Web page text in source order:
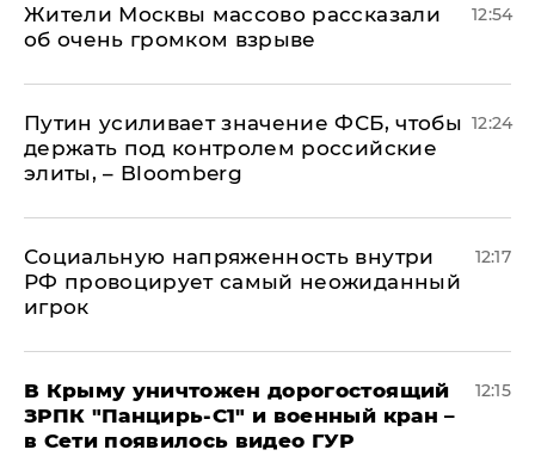
Жители Москвы массово рассказали
об очень громком взрыве
12:54
Путин усиливает значение ФСБ, чтобы
держать под контролем российские
элиты, – Bloomberg
12:24
Социальную напряженность внутри
РФ провоцирует самый неожиданный
игрок
12:17
В Крыму уничтожен дорогостоящий
ЗРПК "Панцирь-С1" и военный кран –
в Сети появилось видео ГУР
12:15